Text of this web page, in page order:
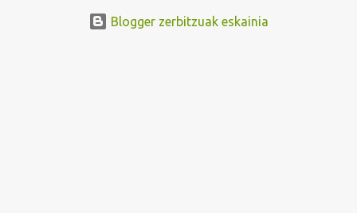
Blogger zerbitzuak eskainia